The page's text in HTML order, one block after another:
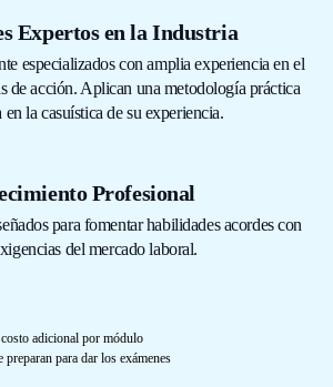
Expertos en la Industria
especializados con amplia experiencia en el
de acción. Aplican una metodología práctica
en la casuística de su experiencia.
Profesional
para fomentar habilidades acordes con
del mercado laboral.
adicional por módulo
para dar los exámenes